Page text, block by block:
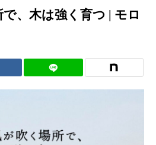
、木は強く育つ | モロ